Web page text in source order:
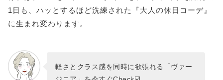
1日も、ハッとするほど洗練された『大人の休日コーデ』
に生まれ変わります。
軽さとクラス感を同時に欲張れる「ヴァー